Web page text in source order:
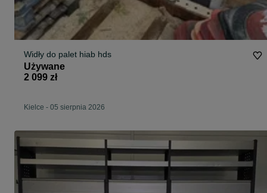
Widły do palet hiab hds
Używane
2 099 zł
Kielce - 05 sierpnia 2026